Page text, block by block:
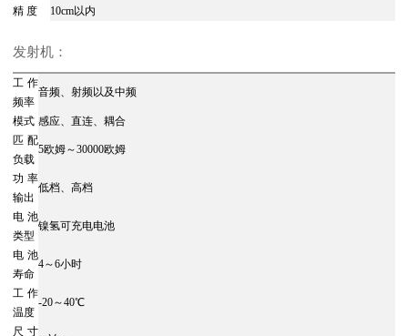
精 度 10cm以内
发射机：
工作
频率
音频、射频以及中频
模式 感应、直连、耦合
匹配
负载
5欧姆～30000欧姆
功率
输出
低档、高档
电池
类型
镍氢可充电电池
电池
寿命
4～6小时
工作
温度
-20～40℃
尺寸